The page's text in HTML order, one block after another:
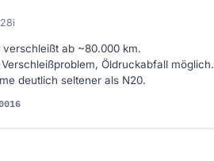
ab ~80.000 km.
Öldruckabfall möglich.
deutlich seltener als N20.